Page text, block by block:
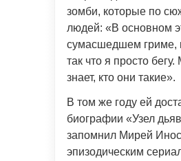
зомби, которые по
людей: «В основном
сумасшедшем гриме,
так что я просто
знает, кто они такие».
В том же году ей
биографии «Узел
запомнил Мирей
эпизодическим